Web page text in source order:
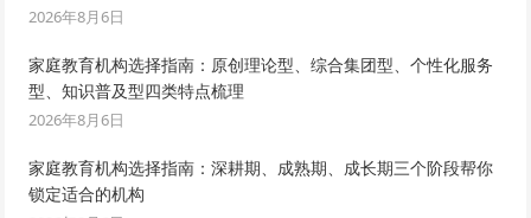
2026年8月6日
家庭教育机构选择指南：原创理论型、综合集团型、个性化服务
型、知识普及型四类特点梳理
2026年8月6日
家庭教育机构选择指南：深耕期、成熟期、成长期三个阶段帮你
锁定适合的机构